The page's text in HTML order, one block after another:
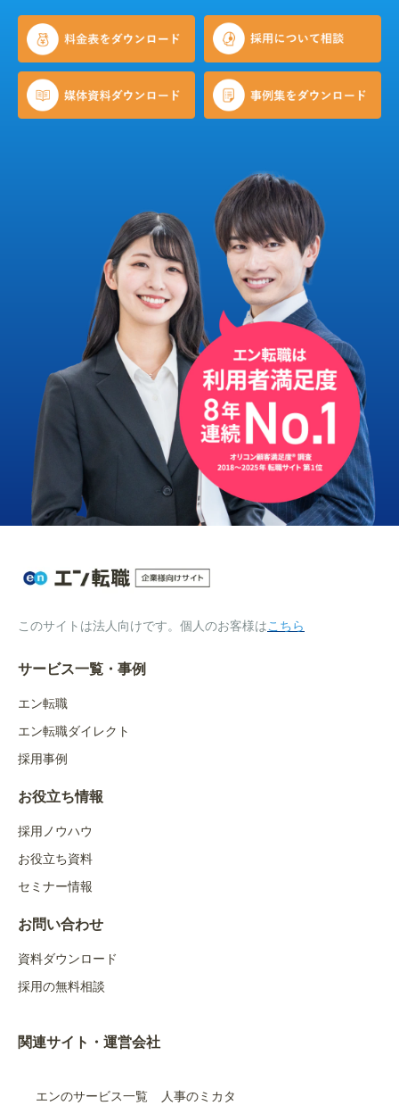
このサイトは法人向けです。個人のお客様はこちら
サービス一覧・事例
エン転職
エン転職ダイレクト
採用事例
お役立ち情報
採用ノウハウ
お役立ち資料
セミナー情報
お問い合わせ
資料ダウンロード
採用の無料相談
関連サイト・運営会社
エンのサービス一覧 人事のミカタ